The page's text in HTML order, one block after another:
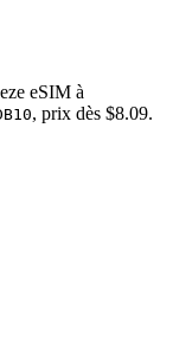
eSIM à
, prix dès $8.09.